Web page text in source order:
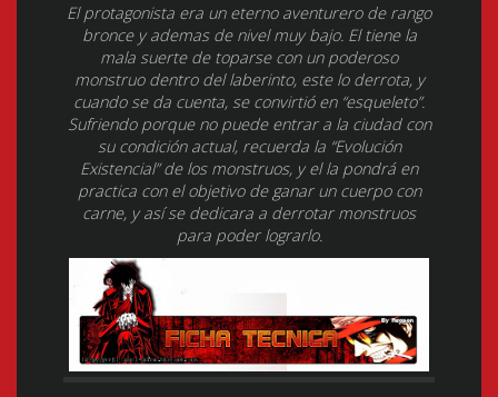
El protagonista era un eterno aventurero de rango
bronce y ademas de nivel muy bajo. El tiene la
mala suerte de toparse con un poderoso
monstruo dentro del laberinto, este lo derrota, y
cuando se da cuenta, se convirtió en “esqueleto”.
Sufriendo porque no puede entrar a la ciudad con
su condición actual, recuerda la “Evolución
Existencial” de los monstruos, y el la pondrá en
practica con el objetivo de ganar un cuerpo con
carne, y así se dedicara a derrotar monstruos
para poder lograrlo.